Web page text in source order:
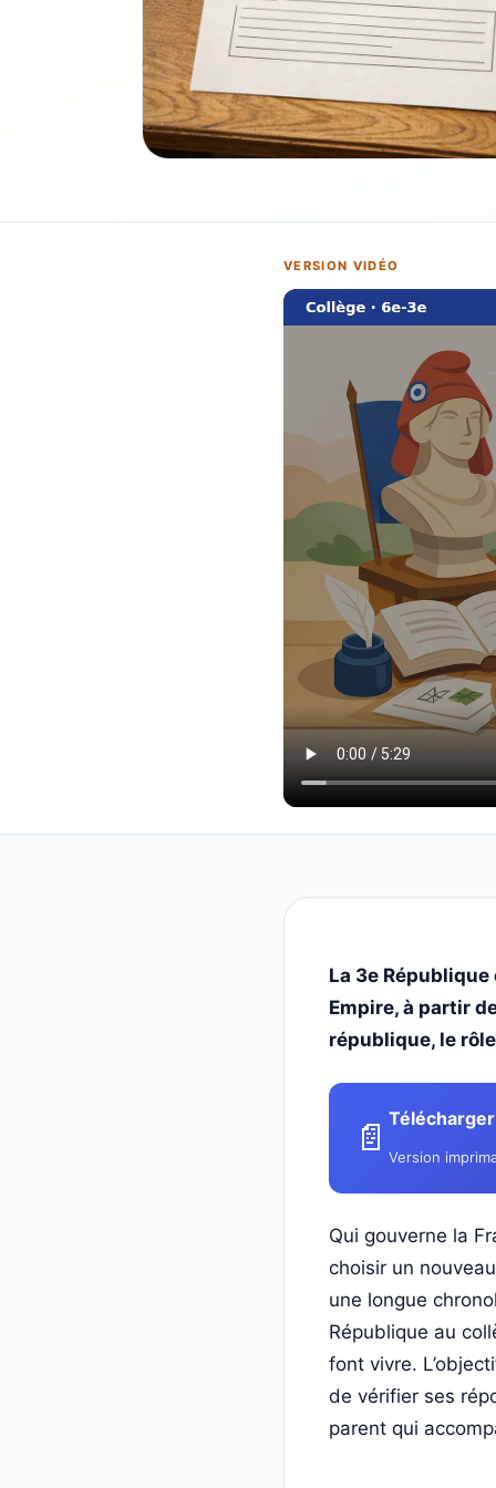
VERSION VIDÉO
La 3e
Empire, à partir
république, le
📄 Version
Qui gouverne la
choisir un
une longue
République au
font vivre.
de vérifier ses
parent qui